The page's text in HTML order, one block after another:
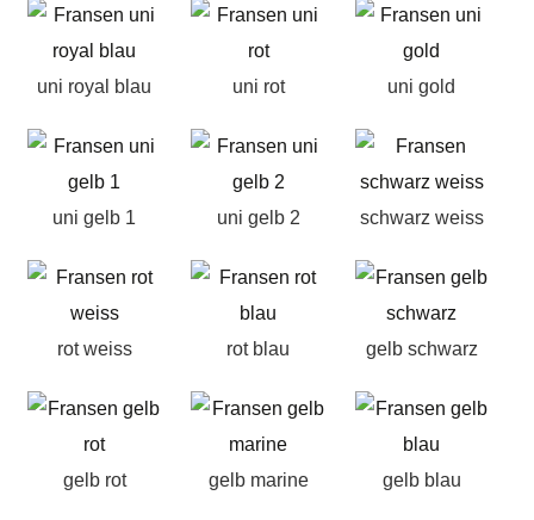
uni royal blau uni rot uni gold
uni gelb 1 uni gelb 2 schwarz weiss
rot weiss rot blau gelb schwarz
gelb rot gelb marine gelb blau